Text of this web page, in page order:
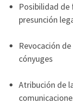
Posibilidad
presunción
Revocación
cónyuges
Atribución de